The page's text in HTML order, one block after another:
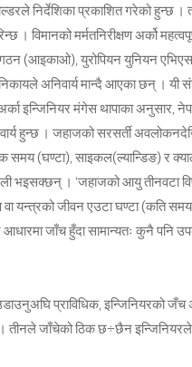
निर्देशिका प्रकाशित गरेको हुन्छ
। विमानको मर्मतनिरीक्षण अर्को
(आइकाओ), युरोपियन युनियन
अनिवार्य मान्दै आएका छन् । यी
इन्जिनियर मंगेस थापाका अनुसार,
हुन्छ । जहाजको सरसर्ती
(घण्टा), साइकल(ल्यान्डिङ) र
। ‘जहाजको आयु तीनवटा
यन्त्रको जीवन एउटा घण्टा (कति
आधारमा जाँच हुँदा सामान्यतः कुनै
प्राविधिक, इन्जिनियरको
तीनले जाँचेको ठिक छ÷छैन